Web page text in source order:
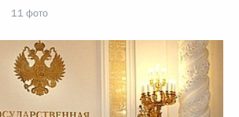
11 фото